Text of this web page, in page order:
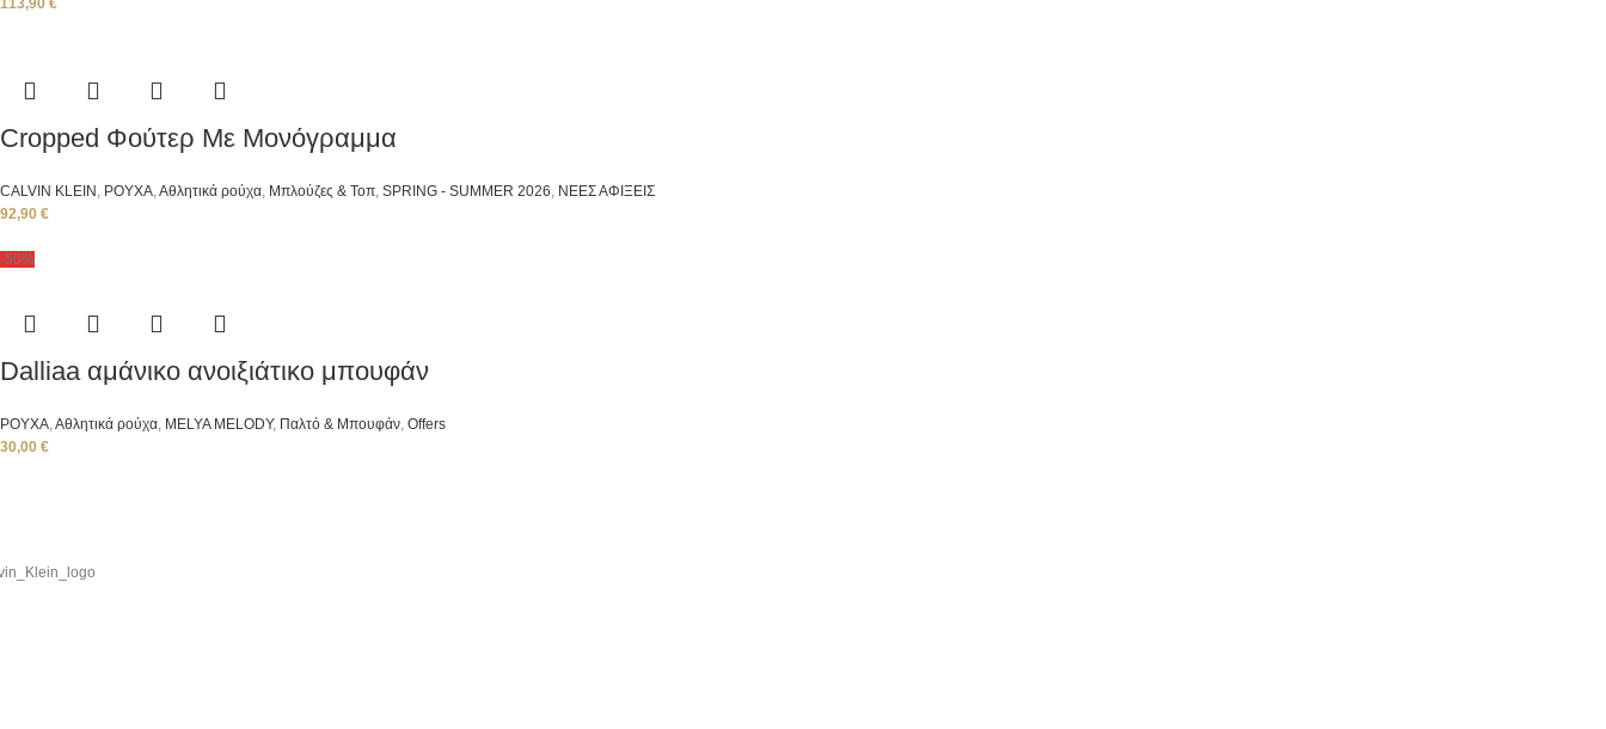
113,90 €
Cropped Φούτερ Με Μονόγραμμα
CALVIN KLEIN , ΡΟΥΧΑ,Αθλητικά ρούχα, Μπλούζες & Τοπ, SPRING - SUMMER 2026, ΝΕΕΣ ΑΦΙΞΕΙΣ
92,90 €
-50%
Dalliaa αμάνικο ανοιξιάτικο μπουφάν
ΡΟΥΧΑ,Αθλητικά ρούχα, ΜΕLYA MELODY, Παλτό & Μπουφάν, Offers
30,00 €